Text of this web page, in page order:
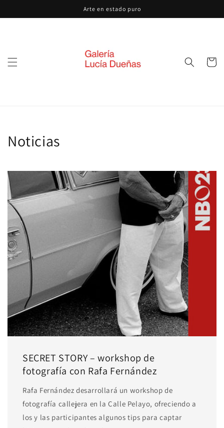
al contenido
Arte en estado puro
Carrito
Noticias
SECRET STORY – workshop de
fotografía con Rafa Fernández
Rafa Fernández desarrollará un workshop de
fotografía callejera en la Calle Pelayo, ofreciendo a
los y las participantes algunos tips para captar